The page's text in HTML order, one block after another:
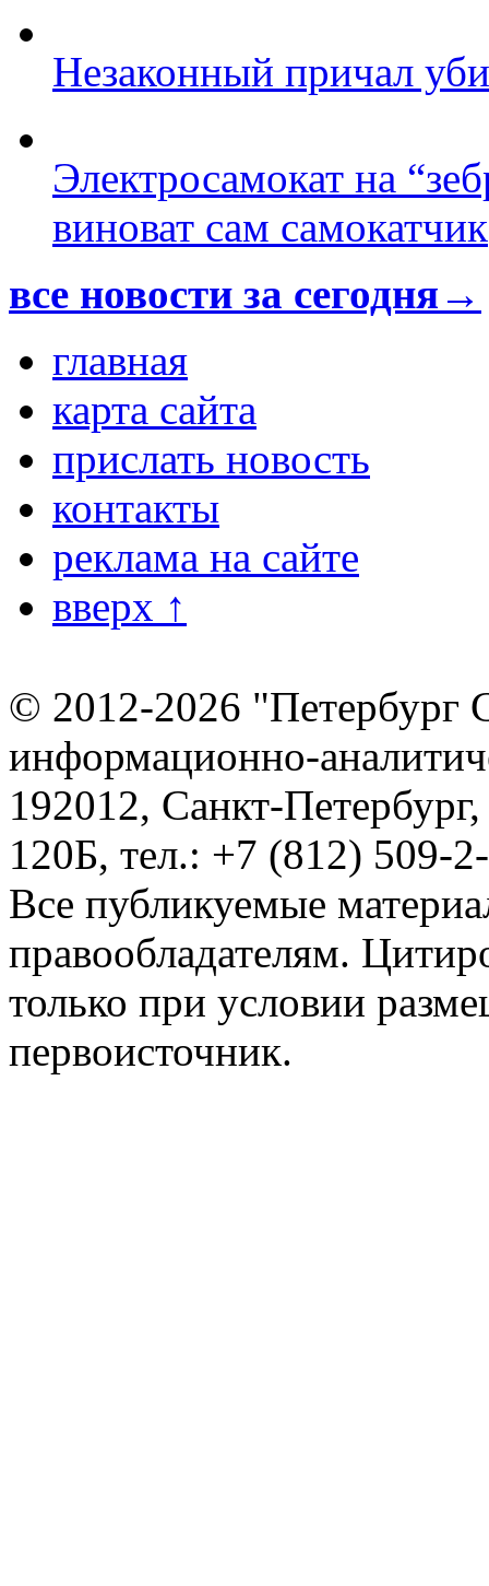
Незаконный причал
Электросамокат на
виноват сам самокатчик
все новости за сегодня→
главная
карта сайта
прислать новость
контакты
реклама на сайте
вверх ↑
© 2012-2026 "Петербург
информационно-
192012, Санкт-
120Б, тел.: +7 (812) 509-
Все публикуемые
правообладателям.
только при условии
первоисточник.